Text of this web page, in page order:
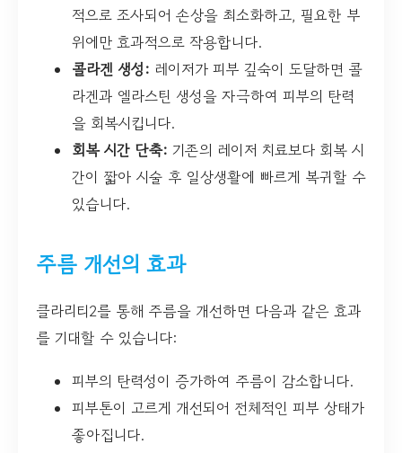
적으로 조사되어 손상을 최소화하고, 필요한 부
위에만 효과적으로 작용합니다.
콜라겐 생성: 레이저가 피부 깊숙이 도달하면 콜
라겐과 엘라스틴 생성을 자극하여 피부의 탄력
을 회복시킵니다.
회복 시간 단축: 기존의 레이저 치료보다 회복 시
간이 짧아 시술 후 일상생활에 빠르게 복귀할 수
있습니다.
주름 개선의 효과
클라리티2를 통해 주름을 개선하면 다음과 같은 효과
를 기대할 수 있습니다:
피부의 탄력성이 증가하여 주름이 감소합니다.
피부톤이 고르게 개선되어 전체적인 피부 상태가
좋아집니다.